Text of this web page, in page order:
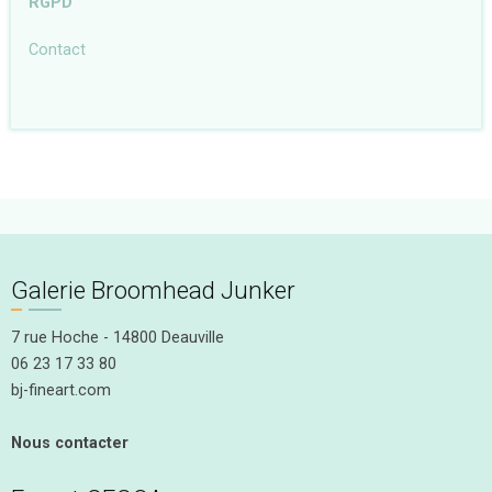
Contact
Galerie Broomhead Junker
7 rue Hoche - 14800 Deauville
06 23 17 33 80
bj-fineart.com
Nous contacter